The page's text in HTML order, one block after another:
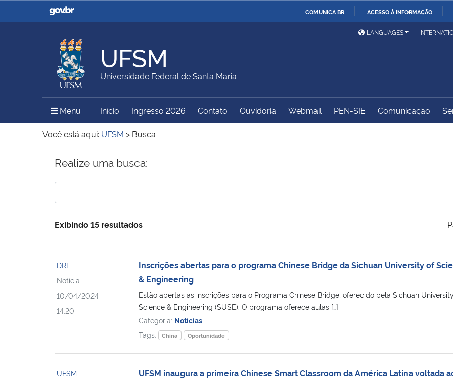
COMUNICA BR ACESSO À INFORMAÇÃO
Casa Civil
Ministério da Justiça e
Ministério da Defesa
Ministério das Relações
Exteriores
Ministério da Agricultura,
Pecuária e Abastecimento
Ministério da Educação
Ministério do Meio Ambiente Ministério do Turismo
Ministério do
Controladoria-Geral da
LANGUAGES
UFSM
Universidade Federal de Santa Maria
Menu Menu Principal do Sítio
Início Ingresso 2026 Contato Ouvidoria Webmail PEN-SIE Comunicação
Você está aqui: UFSM > Busca
Início do conteúdo
Realize uma busca:
Exibindo 15 resultados
DRI
Notícia
10/04/2024
14:20
Inscrições abertas para o programa Chinese Bridge da Sichuan University of
& Engineering
Estão abertas as inscrições para o Programa Chinese Bridge, oferecido pela Sichuan
Science & Engineering (SUSE). O programa oferece aulas […]
Categoria: Notícias
Tags:
China Oportunidade
UFSM
UFSM inaugura a primeira Chinese Smart Classroom da América Latina voltada